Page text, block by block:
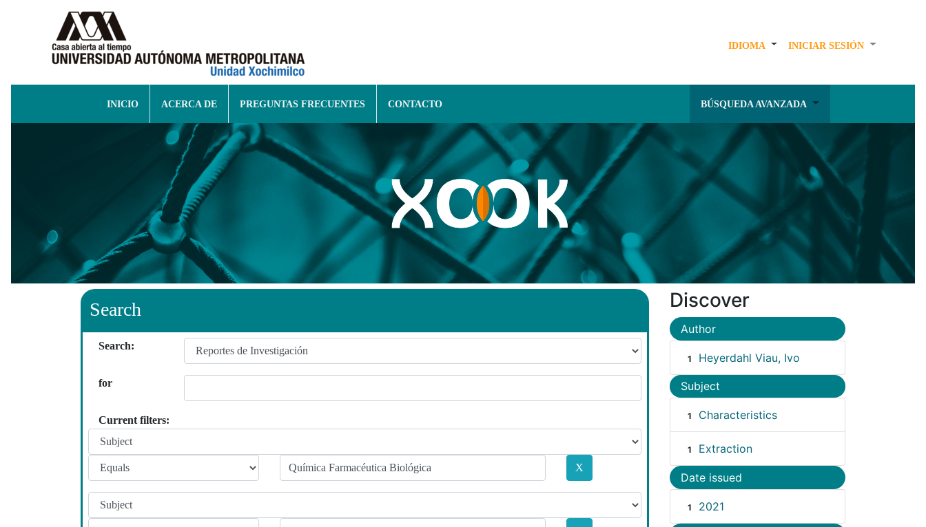
IDIOMA INICIAR SESIÓN
INICIO ACERCA DE PREGUNTAS FRECUENTES CONTACTO BÚSQUEDA AVANZADA
Search
Search:
for
Current filters:
Discover
Author
1 Heyerdahl Viau, Ivo
Subject
1 Characteristics
1 Extraction
Date issued
1 2021